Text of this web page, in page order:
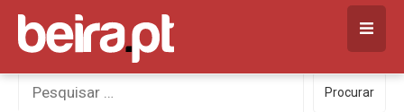
Skip
content
Procurar
por:
Procurar